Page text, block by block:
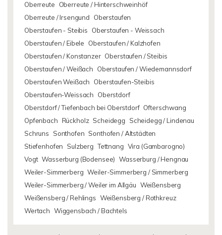
Oberreute
Oberreute / Hinterschweinhöf
Oberreute / Irsengund
Oberstaufen
Oberstaufen - Steibis
Oberstaufen - Weissach
Oberstaufen / Eibele
Oberstaufen / Kalzhofen
Oberstaufen / Konstanzer Oberstaufen / Steibis
Oberstaufen / Weißach
Oberstaufen / Wiedemannsdorf
Oberstaufen Weißach
Oberstaufen-Steibis
Oberstaufen-Weissach
Oberstdorf
Oberstdorf / Tiefenbach bei Oberstdorf Ofterschwang
Opfenbach Rückholz Scheidegg
Scheidegg / Lindenau
Schruns
Sonthofen Sonthofen / Altstädten
Stiefenhofen
Sulzberg Tettnang Vira (Gambarogno)
Vogt Wasserburg (Bodensee) Wasserburg / Hengnau
Weiler-Simmerberg Weiler-Simmerberg / Simmerberg
Weiler-Simmerberg / Weiler im Allgäu Weißensberg
Weißensberg / Rehlings Weißensberg / Rothkreuz
Wertach Wiggensbach / Bachtels